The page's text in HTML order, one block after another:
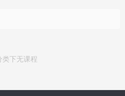
类下无课程